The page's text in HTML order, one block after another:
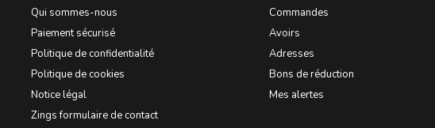
Qui sommes-nous
Paiement sécurisé
Politique de confidentialité
Politique de cookies
Notice légal
Zings formulaire de contact
Commandes
Avoirs
Adresses
Bons de réduction
Mes alertes